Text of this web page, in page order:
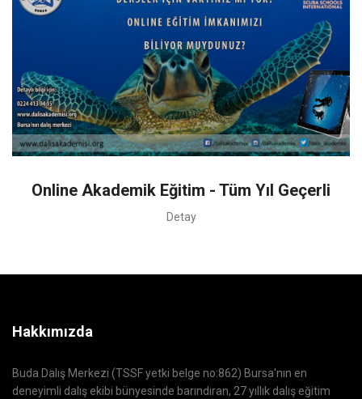
Online Akademik Eğitim - Tüm Yıl Geçerli
Detay
Hakkımızda
Buda Dalış Merkezi (TSSF yetki belge no:862) Bursa'nın en
deneyimli dalış ekibi bünyesinde barındıran, 27 yıllık dalış eğitim